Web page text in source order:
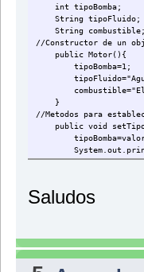
public String
return
}
public String
return
int tipoBomba;
String tipoFluido;
String combustible;
//Constructor de un
public Motor(){
tipoBomba=1;
}
//Metodos para
public void
}
Saludos